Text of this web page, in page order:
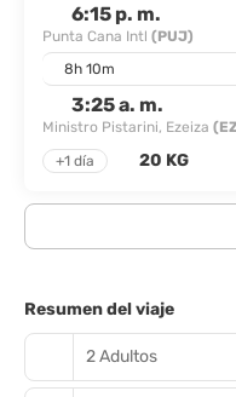
6:15 p. m.
Punta Cana Intl (PUJ)
8h 10m
3:25 a. m.
Ministro Pistarini, Ezeiza
+1 día
20 KG
Resumen del viaje
2 Adultos